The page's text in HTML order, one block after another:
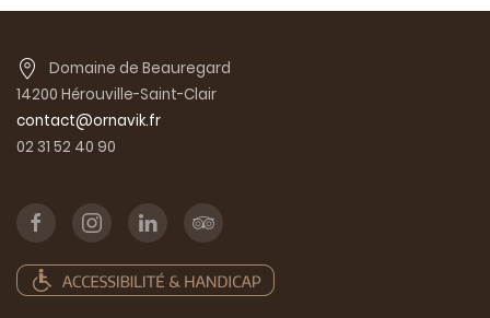
Domaine de Beauregard
14200 Hérouville-Saint-Clair
contact@ornavik.fr
02 31 52 40 90